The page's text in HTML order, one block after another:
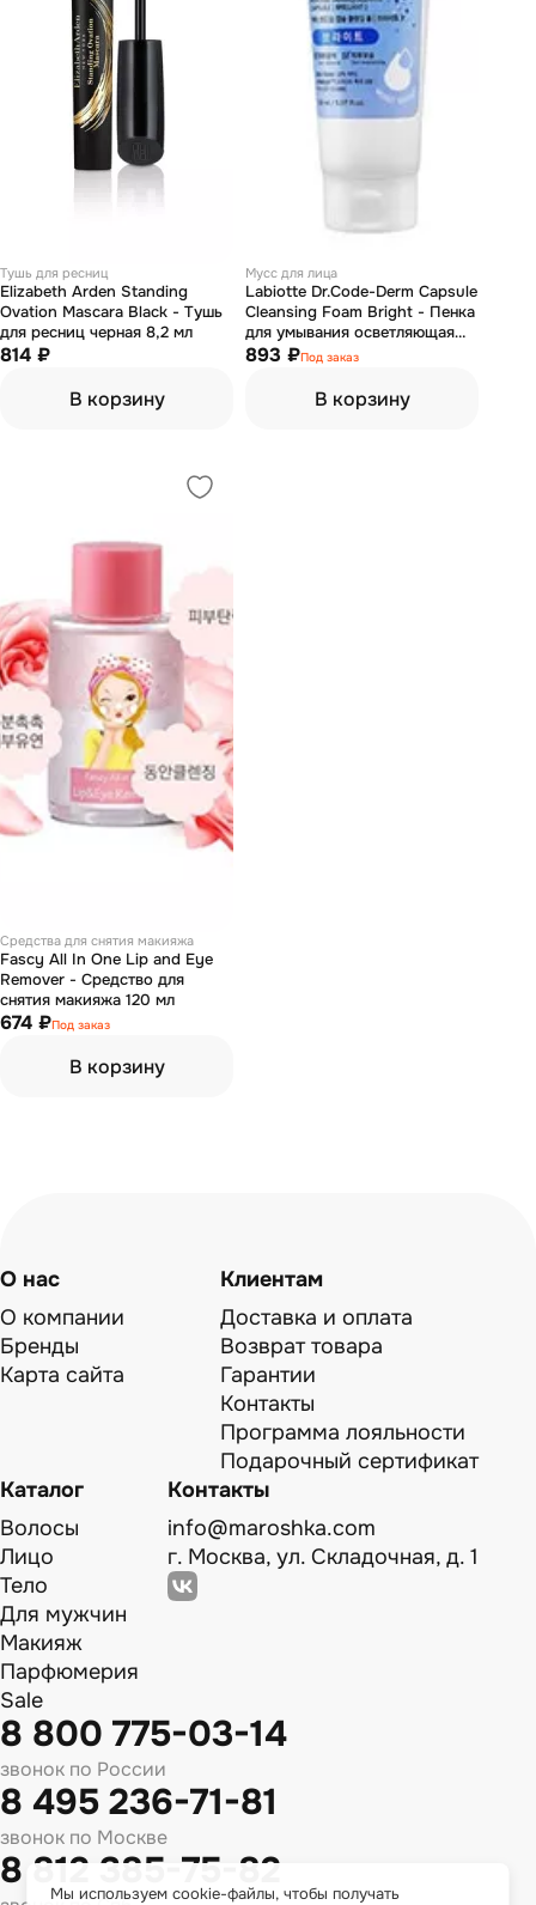
Тушь для ресниц
Elizabeth Arden Standing
Ovation Mascara Black - Тушь
для ресниц черная 8,2 мл
814 ₽
В корзину
Мусс для лица
Labiotte Dr.Code-Derm Capsule
Cleansing Foam Bright - Пенка
для умывания осветляющая
150 мл
893 ₽Под заказ
В корзину
Средства для снятия макияжа
Fascy All In One Lip and Eye
Remover - Средство для
снятия макияжа 120 мл
674 ₽Под заказ
В корзину
О нас
О компании
Бренды
Карта сайта
Клиентам
Доставка и оплата
Возврат товара
Гарантии
Контакты
Программа лояльности
Подарочный сертификат
Каталог
Волосы
Лицо
Тело
Для мужчин
Макияж
Парфюмерия
Sale
Контакты
info@maroshka.com
г. Москва, ул. Складочная, д. 1
8 800 775-03-14
звонок по России
8 495 236-71-81
звонок по Москве
8 812 385-75-82
Мы используем cookie-файлы, чтобы получать